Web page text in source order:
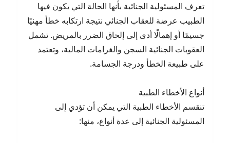
تعرف المسئولية الجنائية بأنها الحالة التي يكون فيها
الطبيب عرضة للعقاب الجنائي نتيجة ارتكابه خطأ مهنيًا
جسيمًا أو إهمالًا أدى إلى إلحاق الضرر بالمريض. تشمل
العقوبات الجنائية السجن والغرامات المالية، وتعتمد
على طبيعة الخطأ ودرجة الجسامة.
أنواع الأخطاء الطبية
تنقسم الأخطاء الطبية التي يمكن أن تؤدي إلى
المسئولية الجنائية إلى عدة أنواع، منها: